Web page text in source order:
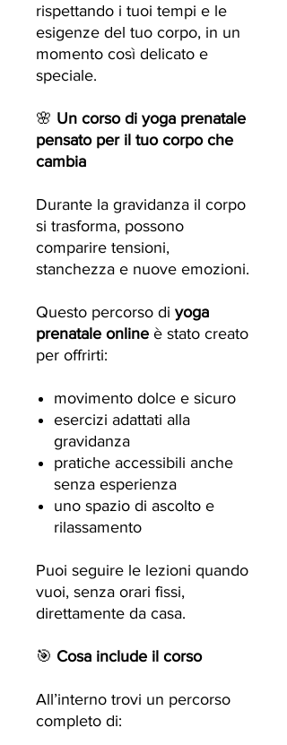
rispettando i tuoi tempi e le
esigenze del tuo corpo, in un
momento così delicato e
speciale.
🌸 Un corso di yoga prenatale
pensato per il tuo corpo che
cambia
Durante la gravidanza il corpo
si trasforma, possono
comparire tensioni,
stanchezza e nuove emozioni.
Questo percorso di yoga
prenatale online è stato creato
per offrirti:
movimento dolce e sicuro
esercizi adattati alla
gravidanza
pratiche accessibili anche
senza esperienza
uno spazio di ascolto e
rilassamento
Puoi seguire le lezioni quando
vuoi, senza orari fissi,
direttamente da casa.
🎯 Cosa include il corso
All’interno trovi un percorso
completo di: